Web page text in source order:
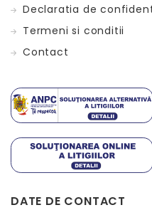
Declaratia de
Termeni si conditii
Contact
DATE DE CONTACT